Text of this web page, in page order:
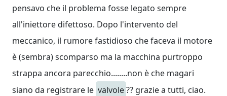
pensavo che il problema fosse legato sempre
all'iniettore difettoso. Dopo l'intervento del
meccanico, il rumore fastidioso che faceva il motore
è (sembra) scomparso ma la macchina purtroppo
strappa ancora parecchio........non è che magari
siano da registrare le valvole?? grazie a tutti, ciao.